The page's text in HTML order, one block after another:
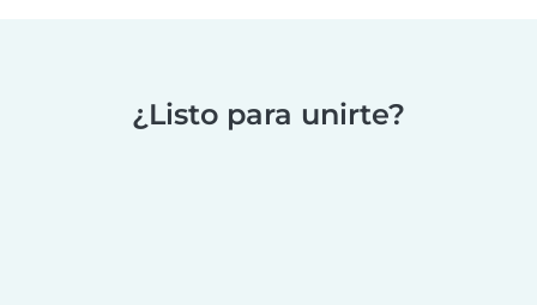
¿Listo para unirte?